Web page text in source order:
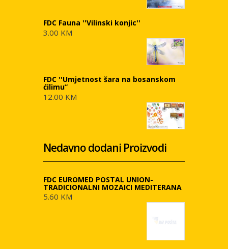
FDC Fauna ''Vilinski konjic''
3.00 KM
FDC ''Umjetnost šara na bosanskom
ćilimu”
12.00 KM
Nedavno dodani Proizvodi
FDC EUROMED POSTAL UNION-
TRADICIONALNI MOZAICI MEDITERANA
5.60 KM